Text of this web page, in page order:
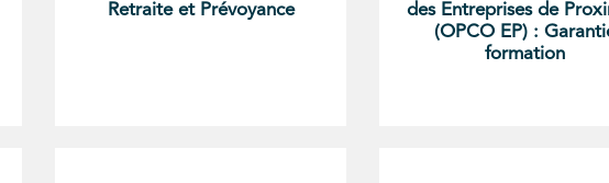
Retraite et Prévoyance
des Entreprises de
(OPCO EP) :
formation